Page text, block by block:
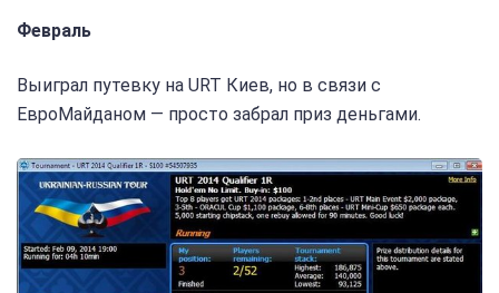
Февраль
Выиграл путевку на URT Киев, но в связи с
ЕвроМайданом — просто забрал приз деньгами.